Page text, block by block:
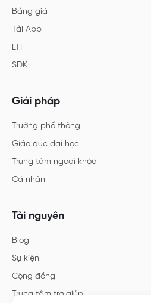
Bảng giá
Tải App
LTI
SDK
Giải pháp
Trường phổ thông
Giáo dục đại học
Trung tâm ngoại khóa
Cá nhân
Tài nguyên
Blog
Sự kiện
Cộng đồng
Trung tâm trợ giúp